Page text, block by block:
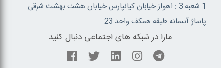
1 شعبه 3 : اهواز خیابان کیانپارس خیابان هشت بهشت شرقی
پاساژ آسمانه طبقه همکف واحد 23
مارا در شبکه های اجتماعی دنبال کنید